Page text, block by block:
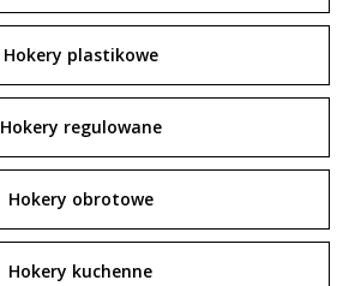
Hokery plastikowe
Hokery regulowane
Hokery obrotowe
Hokery kuchenne